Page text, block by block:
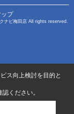
プ
店 All rights reserved.
ス向上検討を目的と
認ください。